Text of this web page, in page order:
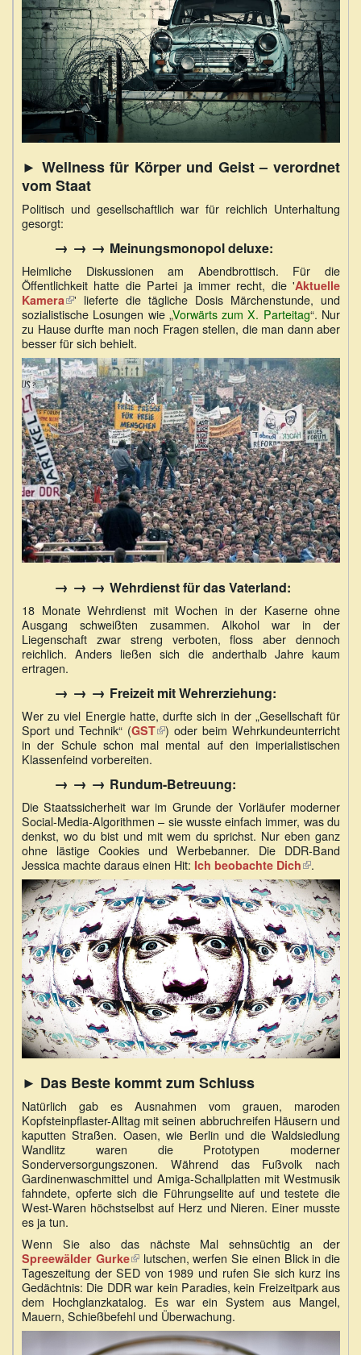
► Wellness für Körper und Geist – verordnet
vom Staat
Politisch und gesellschaftlich war für reichlich Unterhaltung
gesorgt:
→ → → Meinungsmonopol deluxe:
Heimliche Diskussionen am Abendbrottisch. Für die
Öffentlichkeit hatte die Partei ja immer recht, die 'Aktuelle
Kamera(Link
ist
extern)
' lieferte die tägliche Dosis Märchenstunde, und
sozialistische Losungen wie „Vorwärts zum X. Parteitag“. Nur
zu Hause durfte man noch Fragen stellen, die man dann aber
besser für sich behielt.
→ → → Wehrdienst für das Vaterland:
18 Monate Wehrdienst mit Wochen in der Kaserne ohne
Ausgang schweißten zusammen. Alkohol war in der
Liegenschaft zwar streng verboten, floss aber dennoch
reichlich. Anders ließen sich die anderthalb Jahre kaum
ertragen.
→ → → Freizeit mit Wehrerziehung:
Wer zu viel Energie hatte, durfte sich in der „Gesellschaft für
Sport und Technik“ (GST(Link
ist
) oder beim Wehrkundeunterricht
in der Schule schon mal mental auf den imperialistischen
Klassenfeind vorbereiten.
→ → → Rundum-Betreuung:
Die Staatssicherheit war im Grunde der Vorläufer moderner
Social-Media-Algorithmen – sie wusste einfach immer, was du
denkst, wo du bist und mit wem du sprichst. Nur eben ganz
ohne lästige Cookies und Werbebanner. Die DDR-Band
Jessica machte daraus einen Hit: Ich beobachte Dich(Link
ist
extern)
.
► Das Beste kommt zum Schluss
Natürlich gab es Ausnahmen vom grauen, maroden
Kopfsteinpflaster-Alltag mit seinen abbruchreifen Häusern und
kaputten Straßen. Oasen, wie Berlin und die Waldsiedlung
Wandlitz waren die Prototypen moderner
Sonderversorgungszonen. Während das Fußvolk nach
Gardinenwaschmittel und Amiga-Schallplatten mit Westmusik
fahndete, opferte sich die Führungselite auf und testete die
West-Waren höchstselbst auf Herz und Nieren. Einer musste
es ja tun.
Wenn Sie also das nächste Mal sehnsüchtig an der
Spreewälder Gurke(Link
ist
extern)
lutschen, werfen Sie einen Blick in die
Tageszeitung der SED von 1989 und rufen Sie sich kurz ins
Gedächtnis: Die DDR war kein Paradies, kein Freizeitpark aus
dem Hochglanzkatalog. Es war ein System aus Mangel,
Mauern, Schießbefehl und Überwachung.